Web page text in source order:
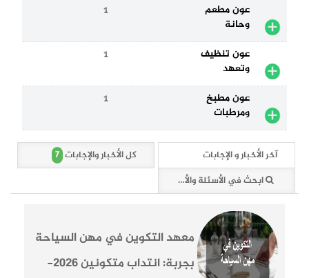
عون مطعم
وحانة
1
عون تنظيف
وتعهد
1
عون مطبخ
ومرطبات
1
آخر الأخبار و الإجابات كل الأخبار والإجابات 7
ابحث في الأسئلة والأخبار (7 وثائق)
معهد التكوين في مهن السياحة
بجربة: انتداب متكونين 2026-